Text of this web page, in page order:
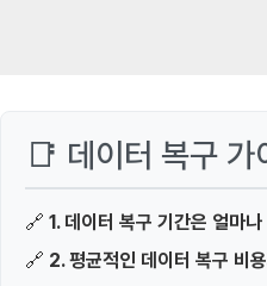
📑 데이터 복구 가
🔗 1. 데이터 복구 기간은 얼마
🔗 2. 평균적인 데이터 복구 비